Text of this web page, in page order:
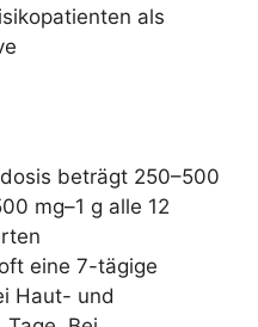
als
beträgt 250–500
mg–1 g alle 12
eine 7-tägige
Haut- und